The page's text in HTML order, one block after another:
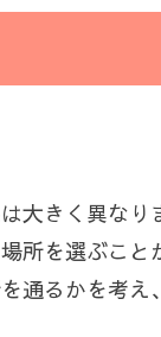
大きく異なり
所を選ぶこと
通るかを考